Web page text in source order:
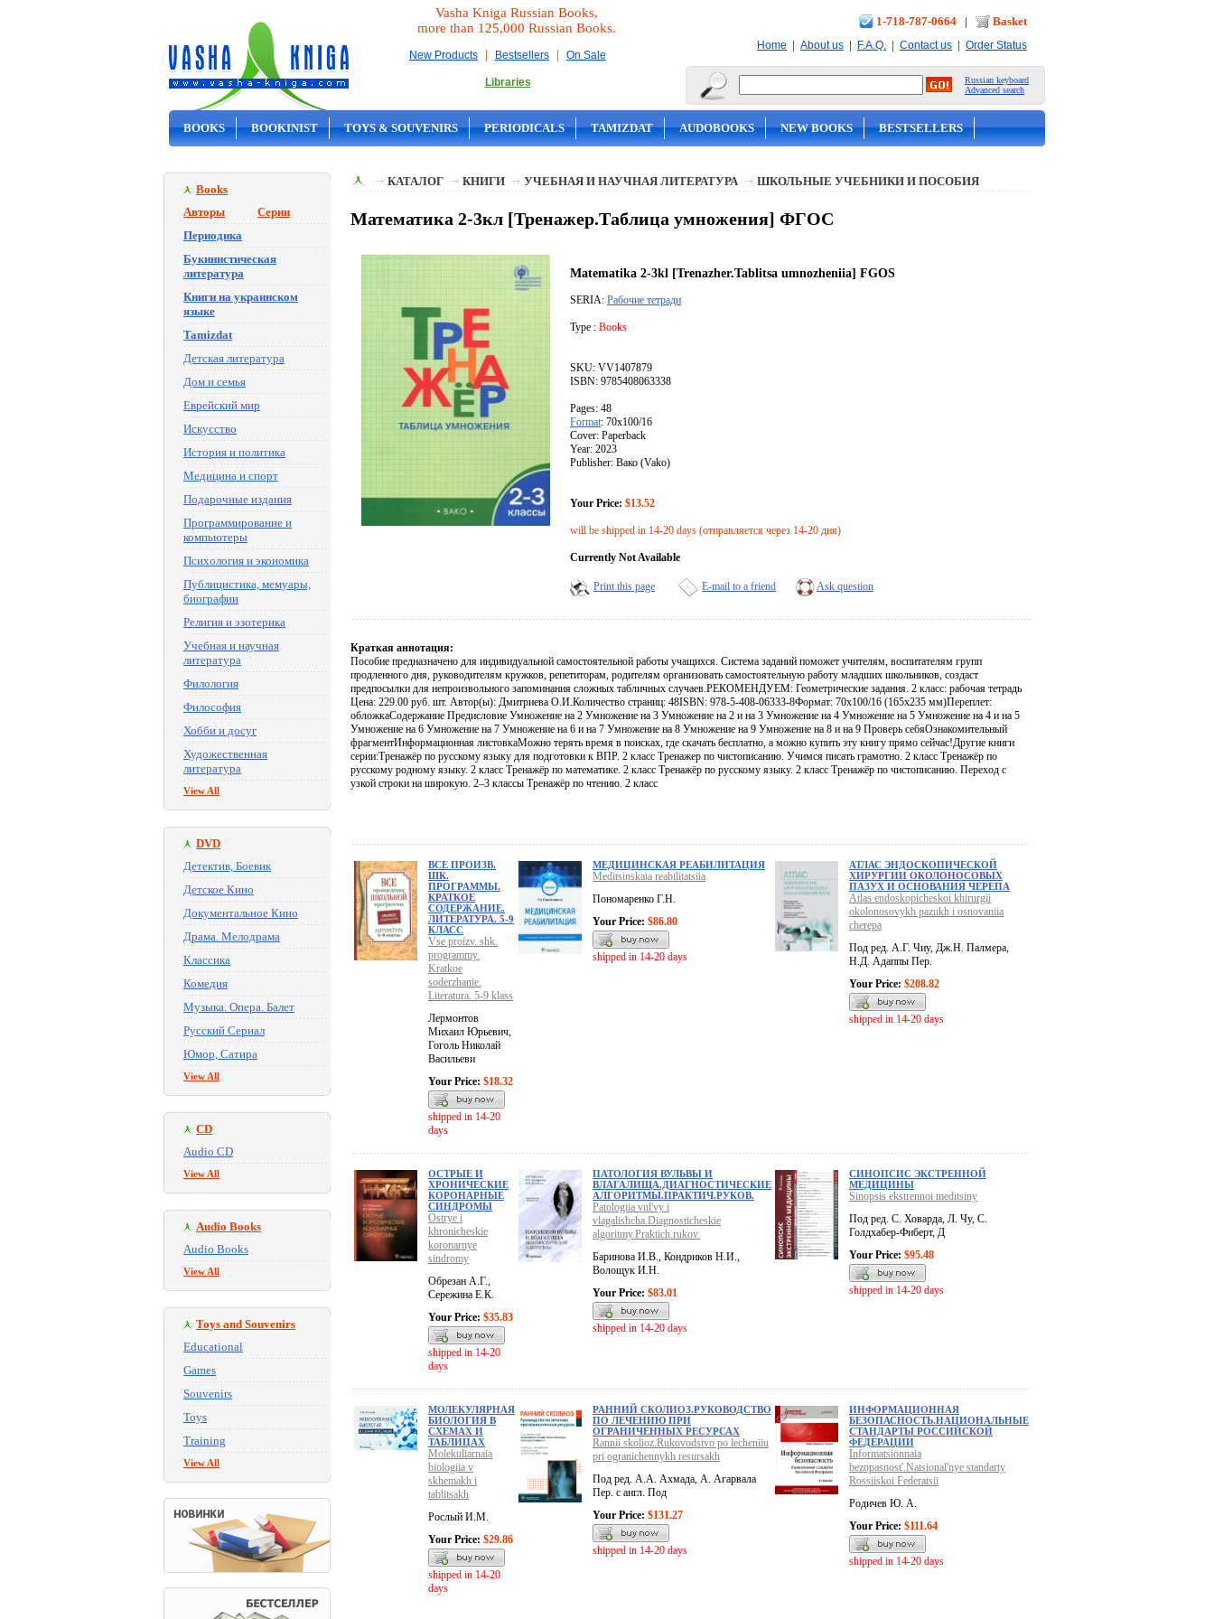
Vasha Kniga Russian Books,
more than 125,000 Russian Books.
New Products | Bestsellers | On Sale
Libraries
1-718-787-0664 | Basket
Home | About us | F.A.Q. | Contact us | Order Status
Russian keyboard
Advanced search
BOOKS BOOKINIST TOYS & SOUVENIRS PERIODICALS TAMIZDAT AUDOBOOKS NEW BOOKS BESTSELLERS
Books
Авторы
Серии
Периодика
Букинистическая
литература
Книги на украинском
языке
Tamizdat
Детская литература
Дом и семья
Еврейский мир
Искусство
История и политика
Медицина и спорт
Подарочные издания
Программирование и
компьютеры
Психология и экономика
Публицистика, мемуары,
биографии
Религия и эзотерика
Учебная и научная
литература
Филология
Философия
Хобби и досуг
Художественная
литература
View All
DVD
Детектив, Боевик
Детское Кино
Документальное Кино
Драма. Мелодрама
Классика
Комедия
Музыка. Опера. Балет
Русский Сериал
Юмор, Сатира
View All
CD
Audio CD
View All
Audio Books
Audio Books
View All
Toys and Souvenirs
Educational
Games
Souvenirs
Toys
Training
View All
КАТАЛОГ КНИГИ УЧЕБНАЯ И НАУЧНАЯ ЛИТЕРАТУРА ШКОЛЬНЫЕ УЧЕБНИКИ И ПОСОБИЯ
Математика 2-3кл [Тренажер.Таблица умножения] ФГОС
Matematika 2-3kl [Trenazher.Tablitsa umnozheniia] FGOS
SERIA: Рабочие тетради
Type : Books
SKU: VV1407879
ISBN: 9785408063338
Pages: 48
Format: 70x100/16
Cover: Paperback
Year: 2023
Publisher: Вако (Vako)
Your Price: $13.52
will be shipped in 14-20 days (отправляется через 14-20 дня)
Currently Not Available
Print this page E-mail to a friend Ask question
Краткая аннотация:
Пособие предназначено для индивидуальной самостоятельной работы учащихся. Система заданий поможет учителям, воспитателям групп
продленного дня, руководителям кружков, репетиторам, родителям организовать самостоятельную работу младших школьников, создаст
предпосылки для непроизвольного запоминания сложных табличных случаев.РЕКОМЕНДУЕМ: Геометрические задания. 2 класс: рабочая тетрадь
Цена: 229.00 руб. шт. Автор(ы): Дмитриева О.И.Количество страниц: 48ISBN: 978-5-408-06333-8Формат: 70х100/16 (165x235 мм)Переплет:
обложкаСодержание Предисловие Умножение на 2 Умножение на 3 Умножение на 2 и на 3 Умножение на 4 Умножение на 5 Умножение на 4 и на 5
Умножение на 6 Умножение на 7 Умножение на 6 и на 7 Умножение на 8 Умножение на 9 Умножение на 8 и на 9 Проверь себяОзнакомительный
фрагментИнформационная листовкаМожно терять время в поисках, где скачать бесплатно, а можно купить эту книгу прямо сейчас!Другие книги
серии:Тренажёр по русскому языку для подготовки к ВПР. 2 класс Тренажер по чистописанию. Учимся писать грамотно. 2 класс Тренажёр по
русскому родному языку. 2 класс Тренажёр по математике. 2 класс Тренажёр по русскому языку. 2 класс Тренажёр по чистописанию. Переход с
узкой строки на широкую. 2–3 классы Тренажёр по чтению. 2 класс
ВСЕ ПРОИЗВ.
ШК.
ПРОГРАММЫ.
КРАТКОЕ
СОДЕРЖАНИЕ.
ЛИТЕРАТУРА. 5-9
КЛАСС
Vse proizv. shk.
programmy.
Kratkoe
soderzhanie.
Literatura. 5-9 klass
Лермонтов
Михаил Юрьевич,
Гоголь Николай
Васильеви
Your Price: $18.32
shipped in 14-20
days
МЕДИЦИНСКАЯ РЕАБИЛИТАЦИЯ
Meditsinskaia reabilitatsiia
Пономаренко Г.Н.
Your Price: $86.80
shipped in 14-20 days
АТЛАС ЭНДОСКОПИЧЕСКОЙ
ХИРУРГИИ ОКОЛОНОСОВЫХ
ПАЗУХ И ОСНОВАНИЯ ЧЕРЕПА
Atlas endoskopicheskoi khirurgii
okolonosovykh pazukh i osnovaniia
cherepa
Под ред. А.Г. Чиу, Дж.Н. Палмера,
Н.Д. Адаппы Пер.
Your Price: $208.82
shipped in 14-20 days
ОСТРЫЕ И
ХРОНИЧЕСКИЕ
КОРОНАРНЫЕ
СИНДРОМЫ
Ostrye i
khronicheskie
koronarnye
sindromy
Обрезан А.Г.,
Сережина Е.К.
Your Price: $35.83
shipped in 14-20
days
ПАТОЛОГИЯ ВУЛЬВЫ И
ВЛАГАЛИЩА.ДИАГНОСТИЧЕСКИЕ
АЛГОРИТМЫ.ПРАКТИЧ.РУКОВ.
Patologiia vul'vy i
vlagalishcha.Diagnosticheskie
algoritmy.Praktich.rukov.
Баринова И.В., Кондриков Н.И.,
Волощук И.Н.
Your Price: $83.01
shipped in 14-20 days
СИНОПСИС ЭКСТРЕННОЙ
МЕДИЦИНЫ
Sinopsis ekstrennoi meditsiny
Под ред. С. Ховарда, Л. Чу, С.
Голдхабер-Фиберт, Д
Your Price: $95.48
shipped in 14-20 days
МОЛЕКУЛЯРНАЯ
БИОЛОГИЯ В
СХЕМАХ И
ТАБЛИЦАХ
Molekuliarnaia
biologiia v
skhemakh i
tablitsakh
Рослый И.М.
Your Price: $29.86
shipped in 14-20
days
РАННИЙ СКОЛИОЗ.РУКОВОДСТВО
ПО ЛЕЧЕНИЮ ПРИ
ОГРАНИЧЕННЫХ РЕСУРСАХ
Rannii skolioz.Rukovodstvo po lecheniiu
pri ogranichennykh resursakh
Под ред. А.А. Ахмада, А. Агарвала
Пер. с англ. Под
Your Price: $131.27
shipped in 14-20 days
ИНФОРМАЦИОННАЯ
БЕЗОПАСНОСТЬ.НАЦИОНАЛЬНЫЕ
СТАНДАРТЫ РОССИЙСКОЙ
ФЕДЕРАЦИИ
Informatsionnaia
bezopasnost'.Natsional'nye standarty
Rossiiskoi Federatsii
Родичев Ю. А.
Your Price: $111.64
shipped in 14-20 days